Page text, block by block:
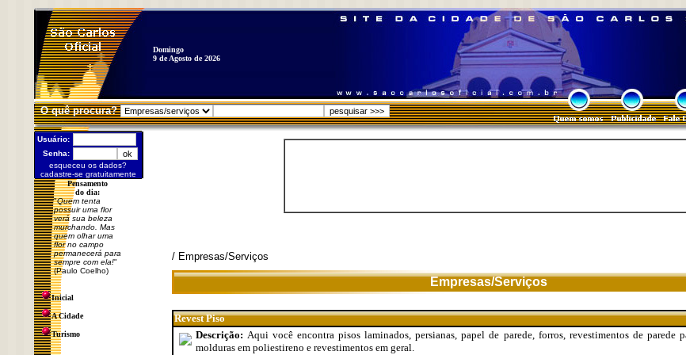
Domingo
9 de Agosto de 2026
O quê procura?
Usuário:
Senha:
esqueceu os dados?
cadastre-se gratuitamente
Pensamento
do dia:
"Quem tenta
possuir uma flor
verá sua beleza
murchando. Mas
quem olhar uma
flor no campo
permanecerá para
sempre com ela!"
(Paulo Coelho)
Inicial
A Cidade
Turismo
/ Empresas/Serviços
Empresas/Serviços
Revest Piso
Descrição: Aqui você encontra pisos laminados, persianas, papel de parede, forros, revestimentos de parede
molduras em poliestireno e revestimentos em geral.